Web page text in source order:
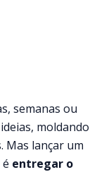
semanas ou
moldando
Mas lançar um
entregar o